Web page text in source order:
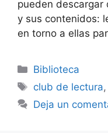
pueden descargar
y sus contenidos:
en torno a ellas
Categorías
Biblioteca
Etiquetas
club de lectura,
Deja un